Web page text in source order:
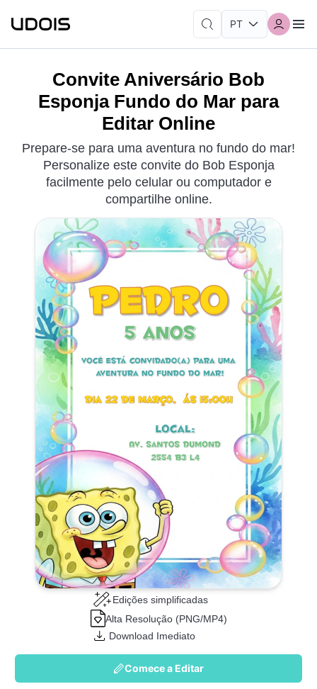
Convite Aniversário Bob
Esponja Fundo do Mar para
Editar Online
Prepare-se para uma aventura no fundo do mar!
Personalize este convite do Bob Esponja
facilmente pelo celular ou computador e
compartilhe online.
Edições simplificadas
Alta Resolução (PNG/MP4)
Download Imediato
Comece a Editar